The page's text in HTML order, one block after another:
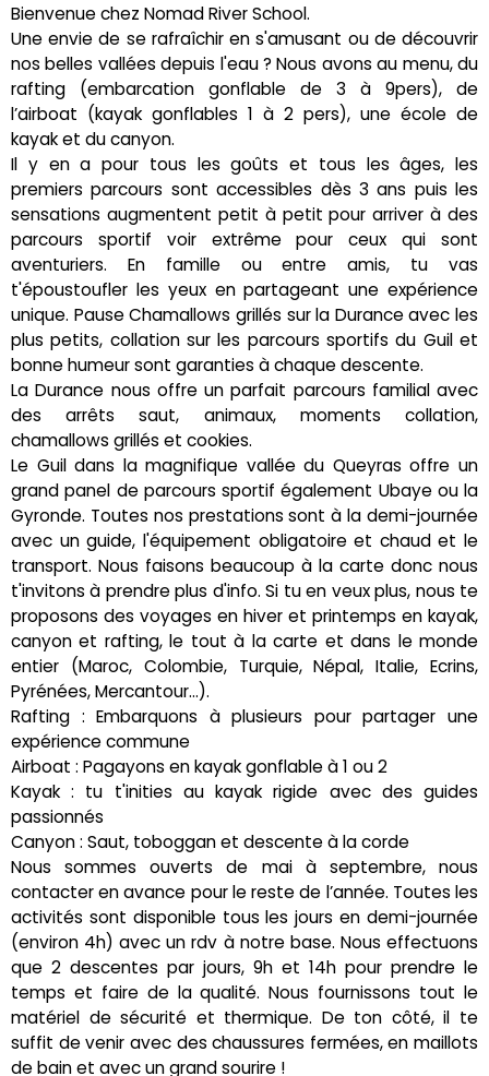
Bienvenue chez Nomad River School.
Une envie de se rafraîchir en s'amusant ou de découvrir
nos belles vallées depuis l'eau ? Nous avons au menu, du
rafting (embarcation gonflable de 3 à 9pers), de
l’airboat (kayak gonflables 1 à 2 pers), une école de
kayak et du canyon.
Il y en a pour tous les goûts et tous les âges, les
premiers parcours sont accessibles dès 3 ans puis les
sensations augmentent petit à petit pour arriver à des
parcours sportif voir extrême pour ceux qui sont
aventuriers. En famille ou entre amis, tu vas
t'époustoufler les yeux en partageant une expérience
unique. Pause Chamallows grillés sur la Durance avec les
plus petits, collation sur les parcours sportifs du Guil et
bonne humeur sont garanties à chaque descente.
La Durance nous offre un parfait parcours familial avec
des arrêts saut, animaux, moments collation,
chamallows grillés et cookies.
Le Guil dans la magnifique vallée du Queyras offre un
grand panel de parcours sportif également Ubaye ou la
Gyronde. Toutes nos prestations sont à la demi-journée
avec un guide, l'équipement obligatoire et chaud et le
transport. Nous faisons beaucoup à la carte donc nous
t'invitons à prendre plus d'info. Si tu en veux plus, nous te
proposons des voyages en hiver et printemps en kayak,
canyon et rafting, le tout à la carte et dans le monde
entier (Maroc, Colombie, Turquie, Népal, Italie, Ecrins,
Pyrénées, Mercantour…).
Rafting : Embarquons à plusieurs pour partager une
expérience commune
Airboat : Pagayons en kayak gonflable à 1 ou 2
Kayak : tu t'inities au kayak rigide avec des guides
passionnés
Canyon : Saut, toboggan et descente à la corde
Nous sommes ouverts de mai à septembre, nous
contacter en avance pour le reste de l’année. Toutes les
activités sont disponible tous les jours en demi-journée
(environ 4h) avec un rdv à notre base. Nous effectuons
que 2 descentes par jours, 9h et 14h pour prendre le
temps et faire de la qualité. Nous fournissons tout le
matériel de sécurité et thermique. De ton côté, il te
suffit de venir avec des chaussures fermées, en maillots
de bain et avec un grand sourire !